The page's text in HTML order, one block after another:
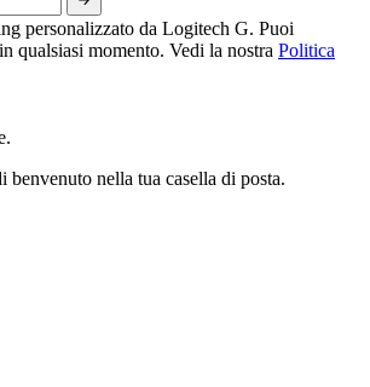
personalizzato da Logitech G. Puoi
qualsiasi momento. Vedi la nostra Politica
benvenuto nella tua casella di posta.